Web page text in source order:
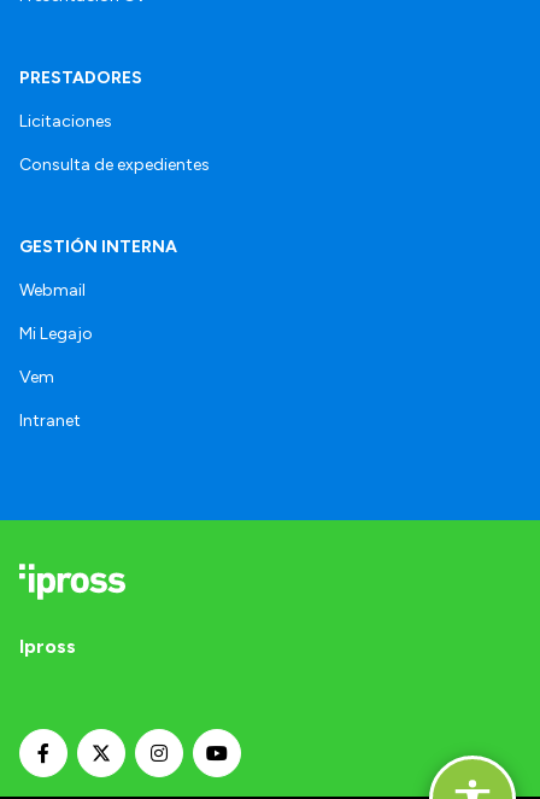
PRESTADORES
Licitaciones
Consulta de expedientes
GESTIÓN INTERNA
Webmail
Mi Legajo
Vem
Intranet
Ipross